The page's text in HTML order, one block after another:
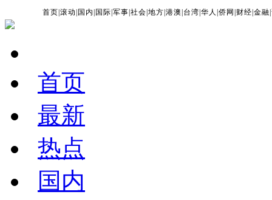
首页 |滚动 国内 国际 |军事 |社会 |地方 |港澳 台湾 |华人 |侨网 财经 |金融 |
首页
最新
热点
国内